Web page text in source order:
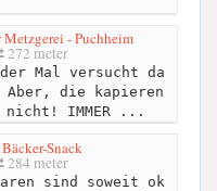
- Puchheim
272 meter
Mal versucht da
Aber, die kapieren
nicht! IMMER ...
Snack
284 meter
sind soweit ok